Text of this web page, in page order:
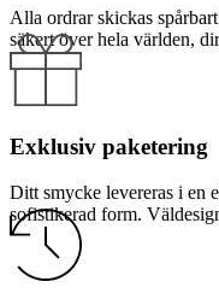
Alla ordrar skickas
säkert över hela världen,
Exklusiv paketering
Ditt smycke levereras i en
sofistikerad form.